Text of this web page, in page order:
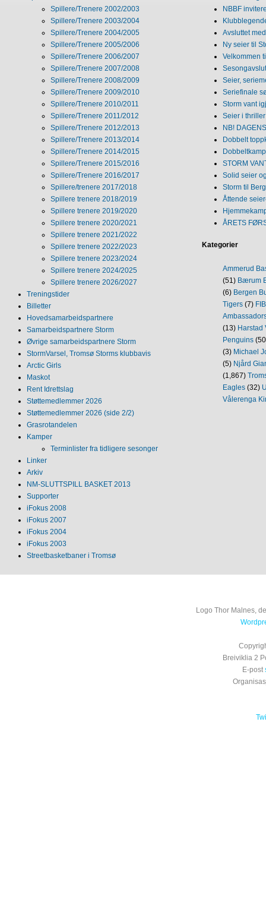
Spillere/Trenere 2002/2003
Spillere/Trenere 2003/2004
Spillere/Trenere 2004/2005
Spillere/Trenere 2005/2006
Spillere/Trenere 2006/2007
Spillere/Trenere 2007/2008
Spillere/Trenere 2008/2009
Spillere/Trenere 2009/2010
Spillere/Trenere 2010/2011
Spillere/Trenere 2011/2012
Spillere/Trenere 2012/2013
Spillere/Trenere 2013/2014
Spillere/Trenere 2014/2015
Spillere/Trenere 2015/2016
Spillere/Trenere 2016/2017
Spillere/trenere 2017/2018
Spillere trenere 2018/2019
Spillere trenere 2019/2020
Spillere trenere 2020/2021
Spillere trenere 2021/2022
Spillere trenere 2022/2023
Spillere trenere 2023/2024
Spillere trenere 2024/2025
Spillere trenere 2026/2027
Treningstider
Billetter
Hovedsamarbeidspartnere
Samarbeidspartnere Storm
Øvrige samarbeidspartnere Storm
StormVarsel, Tromsø Storms klubbavis
Arctic Girls
Maskot
Rent Idrettslag
Støttemedlemmer 2026
Støttemedlemmer 2026 (side 2/2)
Grasrotandelen
Kamper
Terminlister fra tidligere sesonger
Linker
Arkiv
NM‐SLUTTSPILL BASKET 2013
Supporter
iFokus 2008
iFokus 2007
iFokus 2004
iFokus 2003
Streetbasketbaner i Tromsø
NBBF
Avsluttet
Ny seier til
Velkommen
Seier,
Seriefinale
Storm vant
Seier i
NB!
Dobbelt
STORM
Solid seier
Storm til
Åttende
ÅRETS
Kategorier
Ammerud
(51) Bærum
(6) Bergen
Tigers (7)
(13) Harstad
Penguins
(3) Michael
(5) Njård
(1,867)
Eagles (32)
Vålerenga
Logo Thor Malnes,
Breiviklia 2
E-post